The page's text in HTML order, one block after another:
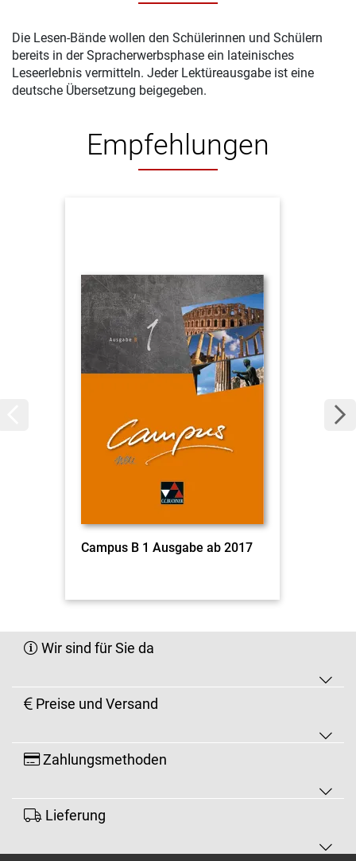
Die Lesen-Bände wollen den Schülerinnen und Schülern
bereits in der Spracherwerbsphase ein lateinisches
Leseerlebnis vermitteln. Jeder Lektüreausgabe ist eine
deutsche Übersetzung beigegeben.
Empfehlungen
Campus B 1 Ausgabe ab 2017
Wir sind für Sie da
Preise und Versand
Zahlungsmethoden
Lieferung